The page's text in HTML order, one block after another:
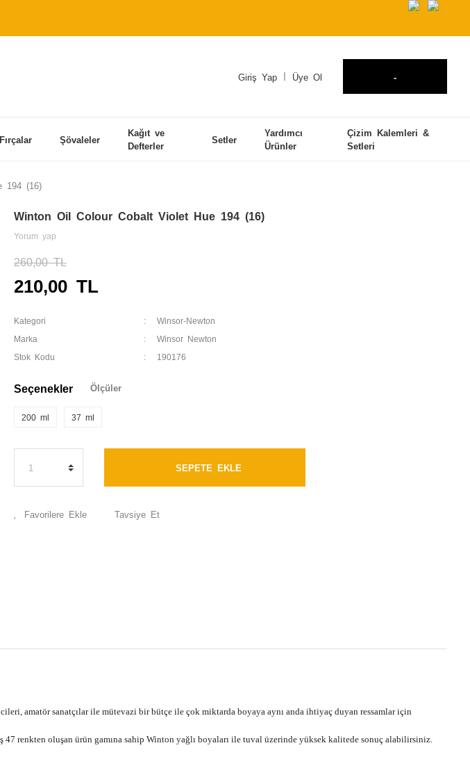
Giriş Yap Üye Ol -
Fırçalar Şövaleler
Kağıt ve
Defterler
Setler
Yardımcı
Ürünler
Çizim Kalemleri &
Setleri
194 (16)
Winton Oil Colour Cobalt Violet Hue 194 (16)
Yorum yap
260,00 TL
210,00 TL
Kategori Winsor-Newton
Marka Winsor Newton
Stok Kodu 190176
Seçenekler Ölçüler
200 ml 37 ml
SEPETE EKLE
Tavsiye Et
amatör sanatçılar ile mütevazi bir bütçe ile çok miktarda boyaya aynı anda ihtiyaç duyan ressamlar için
renkten oluşan ürün gamına sahip Winton yağlı boyaları ile tuval üzerinde yüksek kalitede sonuç alabilirsiniz.